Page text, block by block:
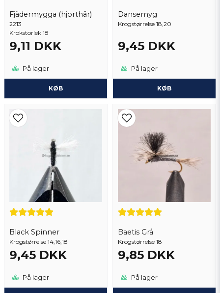
Fjädermygga (hjorthår)
2213
Krokstorlek 18
9,11 DKK
På lager
KØB
Dansemyg
Krogstørrelse 18,20
9,45 DKK
På lager
KØB
Black Spinner
Krogstørrelse 14,16,18
9,45 DKK
På lager
Baetis Grå
Krogstørrelse 18
9,85 DKK
På lager
Send spørgsmål